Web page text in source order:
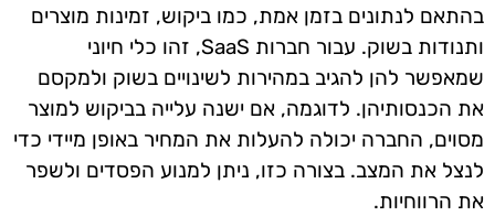
בהתאם לנתונים בזמן אמת, כמו ביקוש, זמינות מוצרים
ותנודות בשוק. עבור חברות SaaS, זהו כלי חיוני
שמאפשר להן להגיב במהירות לשינויים בשוק ולמקסם
את הכנסותיהן. לדוגמה, אם ישנה עלייה בביקוש למוצר
מסוים, החברה יכולה להעלות את המחיר באופן מיידי כדי
לנצל את המצב. בצורה כזו, ניתן למנוע הפסדים ולשפר
את הרווחיות.